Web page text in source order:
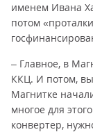
именем Ивана
потом
– Главное, в
ККЦ. И потом,
Магнитке
многое для
конвертер,